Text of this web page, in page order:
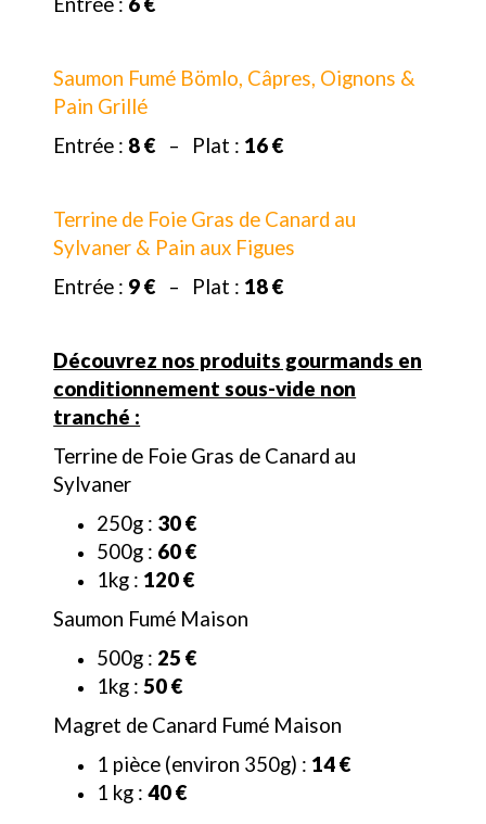
Saumon Fumé Bömlo, Câpres, Oignons &
Pain Grillé
Entrée : 8 € – Plat : 16 €
Terrine de Foie Gras de Canard au
Sylvaner & Pain aux Figues
Entrée : 9 € – Plat : 18 €
Découvrez nos produits gourmands en
conditionnement sous-vide non
tranché :
Terrine de Foie Gras de Canard au
Sylvaner
250g : 30 €
500g : 60 €
1kg : 120 €
Saumon Fumé Maison
500g : 25 €
1kg :50 €
Magret de Canard Fumé Maison
1 pièce (environ 350g) : 14 €
1 kg :40 €